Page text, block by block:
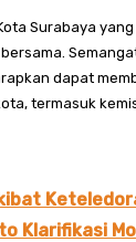
Surabaya
dapat
termasuk
Klarifikasi